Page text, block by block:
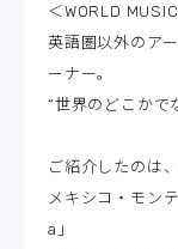
＜WORLD
英語圏以外のア
ーナー。
“世界のどこかで
ご紹介したのは
メキシコ・モン
a」